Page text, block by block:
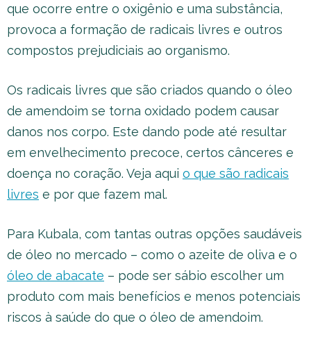
que ocorre entre o oxigênio e uma substância,
provoca a formação de radicais livres e outros
compostos prejudiciais ao organismo.
Os radicais livres que são criados quando o óleo
de amendoim se torna oxidado podem causar
danos nos corpo. Este dando pode até resultar
em envelhecimento precoce, certos cânceres e
doença no coração. Veja aqui o que são radicais
livres e por que fazem mal.
Para Kubala, com tantas outras opções saudáveis
de óleo no mercado – como o azeite de oliva e o
óleo de abacate – pode ser sábio escolher um
produto com mais benefícios e menos potenciais
riscos à saúde do que o óleo de amendoim.